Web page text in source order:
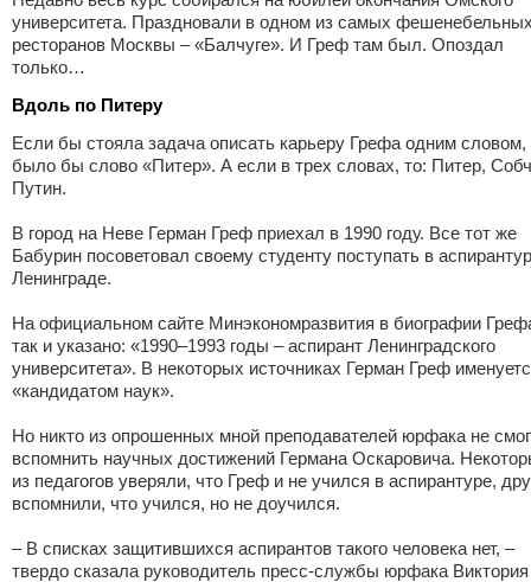
университета. Праздновали в одном из самых
ресторанов Москвы – «Балчуге». И Греф там был. Опоздал
только…
Вдоль по Питеру
Если бы стояла задача описать карьеру Грефа одним словом,
было бы слово «Питер». А если в трех словах, то: Питер,
Путин.
В город на Неве Герман Греф приехал в 1990 году. Все тот же
Бабурин посоветовал своему студенту поступать в
Ленинграде.
На официальном сайте Минэкономразвития в биографии
так и указано: «1990–1993 годы – аспирант Ленинградского
университета». В некоторых источниках Герман Греф
«кандидатом наук».
Но никто из опрошенных мной преподавателей юрфака не смог
вспомнить научных достижений Германа Оскаровича.
из педагогов уверяли, что Греф и не учился в аспирантуре,
вспомнили, что учился, но не доучился.
– В списках защитившихся аспирантов такого человека нет, –
твердо сказала руководитель пресс-службы юрфака Виктория